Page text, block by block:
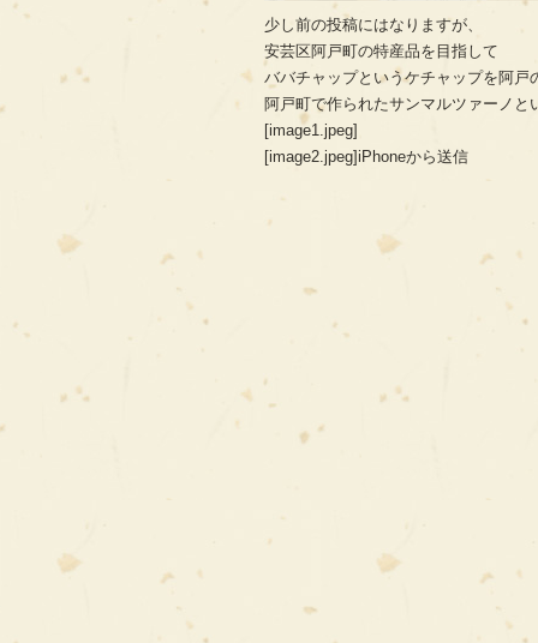
少し前の投稿にはなりますが、
安芸区阿戸町の特産品を目指して
ババチャップというケチャップを阿戸
阿戸町で作られたサンマルツァーノ
[image1.jpeg]
[image2.jpeg]iPhoneから送信